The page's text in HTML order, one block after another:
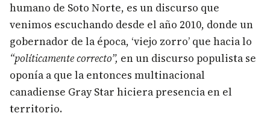
humano de Soto Norte, es un discurso que
venimos escuchando desde el año 2010, donde un
gobernador de la época, ‘viejo zorro’ que hacia lo
“políticamente correcto”, en un discurso populista se
oponía a que la entonces multinacional
canadiense Gray Star hiciera presencia en el
territorio.